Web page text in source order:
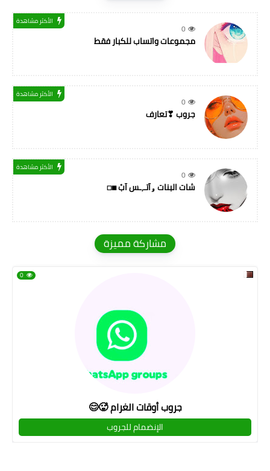
0
الأكثر مشاهدة
مجموعات واتساب للكبار فقط
0
الأكثر مشاهدة
جروب ❣تعارف
0
الأكثر مشاهدة
شات البنات ۅآتـ,ـس آبْ ◼◻
مشاركة مميزة
جروب أوقات الغرام 🥵😊
0
الإنضمام للجروب